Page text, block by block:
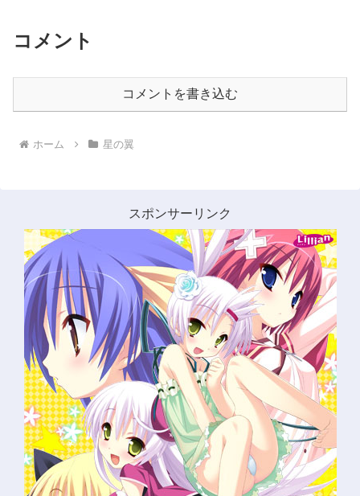
コメント
コメントを書き込む
ホーム 星の翼
スポンサーリンク